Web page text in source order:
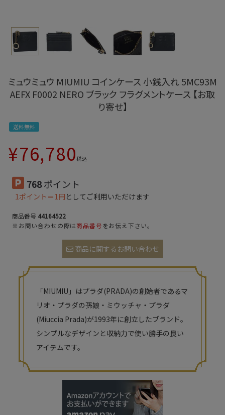
ミュウミュウ MIUMIU コインケース 小銭入れ 5MC93M
AEFX F0002 NERO ブラック フラグメントケース 【お取
り寄せ】
送料無料
¥76,780税込
768ポイント
1ポイント＝1円としてご利用いただけます
商品番号 44164522
※お問い合わせの際は商品番号をお伝え下さい。
商品に関するお問い合わせ
「MIUMIU」はプラダ(PRADA)の創始者であるマ
リオ・プラダの孫娘・ミウッチャ・プラダ
(Miuccia Prada)が1993年に創立したブランド。
シンプルなデザインと収納力で使い勝手の良い
アイテムです。